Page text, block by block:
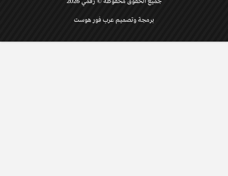
برمجة وتصميم عرب فور هوست